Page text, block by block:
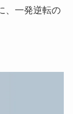
、一発逆転の